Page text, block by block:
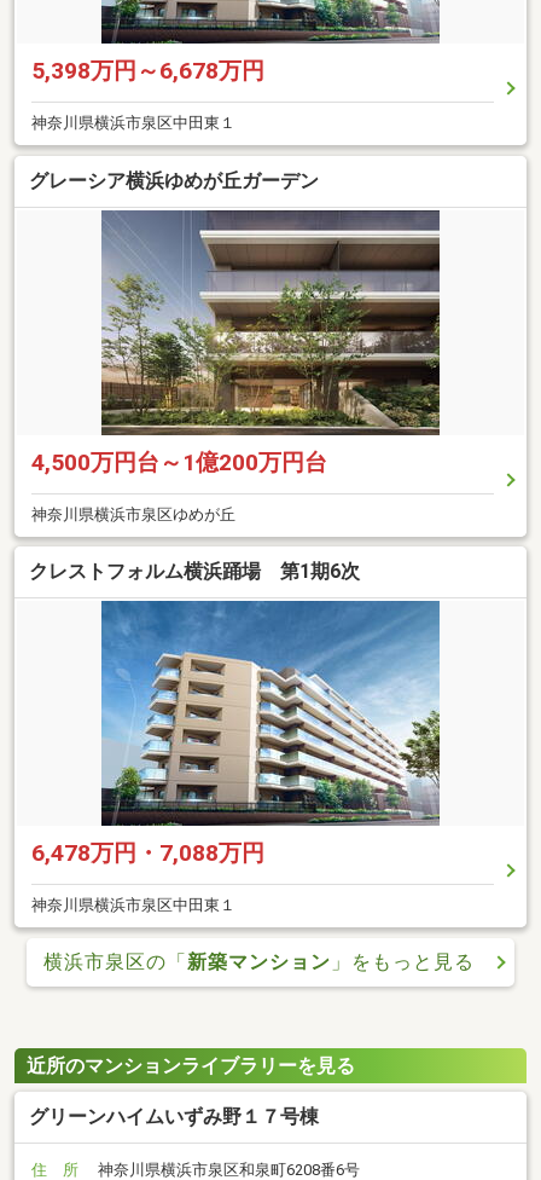
5,398万円～6,678万円
神奈川県横浜市泉区中田東１
グレーシア横浜ゆめが丘ガーデン
4,500万円台～1億200万円台
神奈川県横浜市泉区ゆめが丘
クレストフォルム横浜踊場 第1期6次
6,478万円・7,088万円
神奈川県横浜市泉区中田東１
横浜市泉区の「新築マンション 」をもっと見る
近所のマンションライブラリーを見る
グリーンハイムいずみ野１７号棟
住 所
神奈川県横浜市泉区和泉町6208番6号